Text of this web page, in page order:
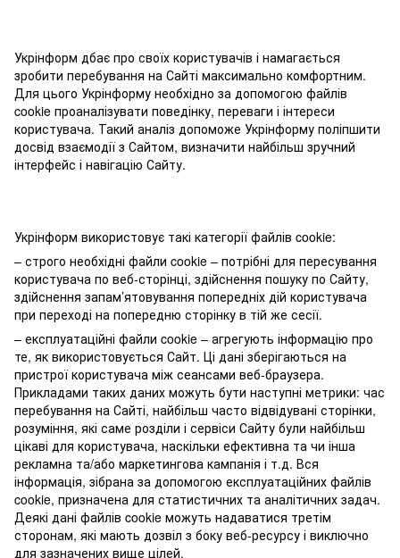
Укрінформ дбає про своїх користувачів і намагається
зробити перебування на Сайті максимально комфортним.
Для цього Укрінформу необхідно за допомогою файлів
cookie проаналізувати поведінку, переваги і інтереси
користувача. Такий аналіз допоможе Укрінформу поліпшити
досвід взаємодії з Сайтом, визначити найбільш зручний
інтерфейс і навігацію Сайту.
Укрінформ використовує такі категорії файлів cookie:
– строго необхідні файли cookie – потрібні для пересування
користувача по веб-сторінці, здійснення пошуку по Сайту,
здійснення запам’ятовування попередніх дій користувача
при переході на попередню сторінку в тій же сесії.
– експлуатаційні файли cookie – агрегують інформацію про
те, як використовується Сайт. Ці дані зберігаються на
пристрої користувача між сеансами веб-браузера.
Прикладами таких даних можуть бути наступні метрики: час
перебування на Сайті, найбільш часто відвідувані сторінки,
розуміння, які саме розділи і сервіси Сайту були найбільш
цікаві для користувача, наскільки ефективна та чи інша
рекламна та/або маркетингова кампанія і т.д. Вся
інформація, зібрана за допомогою експлуатаційних файлів
cookie, призначена для статистичних та аналітичних задач.
Деякі дані файлів cookie можуть надаватися третім
сторонам, які мають дозвіл з боку веб-ресурсу і виключно
для зазначених вище цілей.